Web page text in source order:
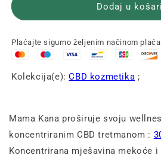
Dodaj u
Plaćajte sigurno željenim načinom
Kolekcija(e):CBD kozmetika ;
Mama Kana proširuje svoju
koncentriranim CBD tretmanom :
Koncentrirana mješavina mekoće i